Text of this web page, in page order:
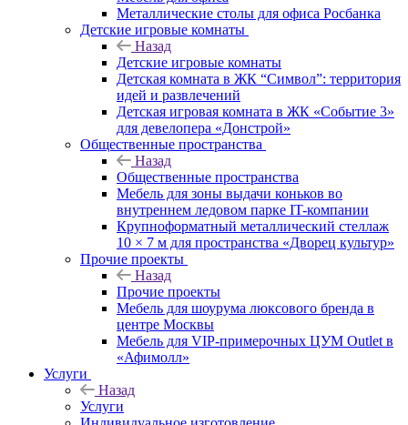
Металлические столы для офиса Росбанка
Детские игровые комнаты
Назад
Детские игровые комнаты
Детская комната в ЖК “Символ”: территория
идей и развлечений
Детская игровая комната в ЖК «Событие 3»
для девелопера «Донстрой»
Общественные пространства
Назад
Общественные пространства
Мебель для зоны выдачи коньков во
внутреннем ледовом парке IT-компании
Крупноформатный металлический стеллаж
10 × 7 м для пространства «Дворец культур»
Прочие проекты
Назад
Прочие проекты
Мебель для шоурума люксового бренда в
центре Москвы
Мебель для VIP-примерочных ЦУМ Outlet в
«Афимолл»
Услуги
Назад
Услуги